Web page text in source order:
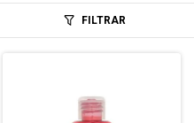
FILTRAR